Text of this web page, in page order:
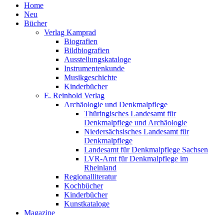
Home
Neu
Bücher
Verlag Kamprad
Biografien
Bildbiografien
Ausstellungskataloge
Instrumentenkunde
Musikgeschichte
Kinderbücher
E. Reinhold Verlag
Archäologie und Denkmalpflege
Thüringisches Landesamt für
Denkmalpflege und Archäologie
Niedersächsisches Landesamt für
Denkmalpflege
Landesamt für Denkmalpflege Sachsen
LVR-Amt für Denkmalpflege im
Rheinland
Regionalliteratur
Kochbücher
Kinderbücher
Kunstkataloge
Magazine